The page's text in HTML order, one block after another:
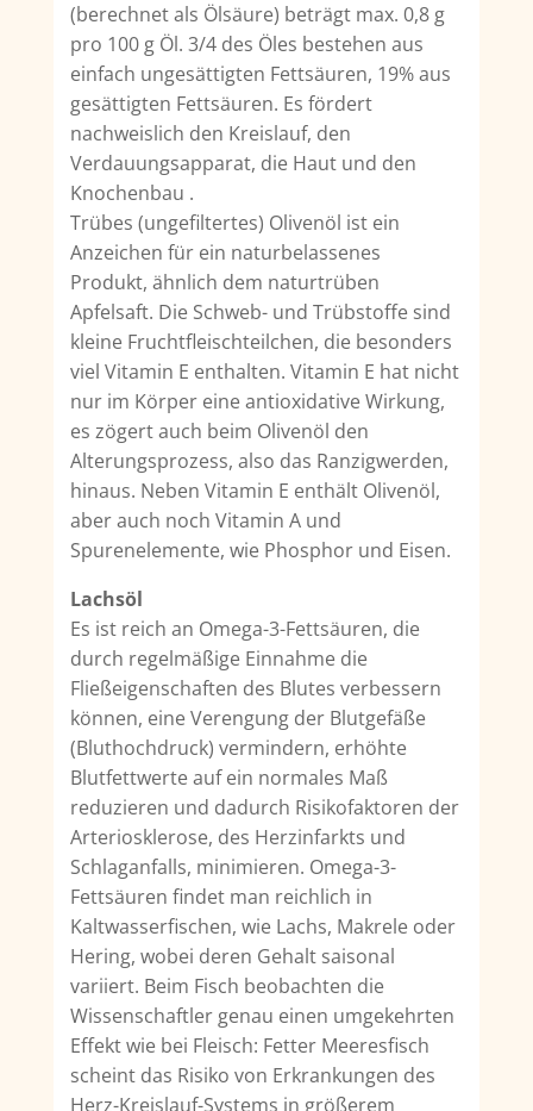
(berechnet als Ölsäure) beträgt max. 0,8 g
pro 100 g Öl. 3/4 des Öles bestehen aus
einfach ungesättigten Fettsäuren, 19% aus
gesättigten Fettsäuren. Es fördert
nachweislich den Kreislauf, den
Verdauungsapparat, die Haut und den
Knochenbau .
Trübes (ungefiltertes) Olivenöl ist ein
Anzeichen für ein naturbelassenes
Produkt, ähnlich dem naturtrüben
Apfelsaft. Die Schweb- und Trübstoffe sind
kleine Fruchtfleischteilchen, die besonders
viel Vitamin E enthalten. Vitamin E hat nicht
nur im Körper eine antioxidative Wirkung,
es zögert auch beim Olivenöl den
Alterungsprozess, also das Ranzigwerden,
hinaus. Neben Vitamin E enthält Olivenöl,
aber auch noch Vitamin A und
Spurenelemente, wie Phosphor und Eisen.
Lachsöl
Es ist reich an Omega-3-Fettsäuren, die
durch regelmäßige Einnahme die
Fließeigenschaften des Blutes verbessern
können, eine Verengung der Blutgefäße
(Bluthochdruck) vermindern, erhöhte
Blutfettwerte auf ein normales Maß
reduzieren und dadurch Risikofaktoren der
Arteriosklerose, des Herzinfarkts und
Schlaganfalls, minimieren. Omega-3-
Fettsäuren findet man reichlich in
Kaltwasserfischen, wie Lachs, Makrele oder
Hering, wobei deren Gehalt saisonal
variiert. Beim Fisch beobachten die
Wissenschaftler genau einen umgekehrten
Effekt wie bei Fleisch: Fetter Meeresfisch
scheint das Risiko von Erkrankungen des
Herz-Kreislauf-Systems in größerem